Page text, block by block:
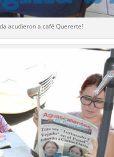
acudieron a café Quererte!